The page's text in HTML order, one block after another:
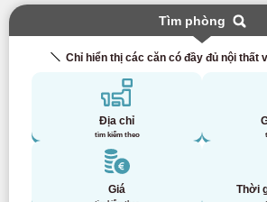
Tìm phòng
Chỉ hiển thị các căn có đầy đủ nội thất
Địa chỉ
tìm kiếm theo
Giá Thời